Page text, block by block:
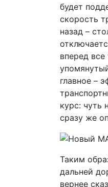
будет
скорость
назад –
вперед
главное –
курс: чуть
сразу же
Таким
дальней
вернее